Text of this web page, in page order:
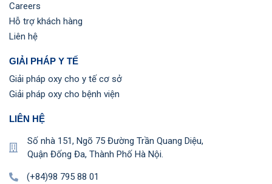
Careers
Hỗ trợ khách hàng
Liên hệ
GIẢI PHÁP Y TẾ
Giải pháp oxy cho y tế cơ sở
Giải pháp oxy cho bệnh viện
LIÊN HỆ
Số nhà 151, Ngõ 75 Đường Trần Quang Diệu,
Quận Đống Đa, Thành Phố Hà Nội.
(+84)98 795 88 01